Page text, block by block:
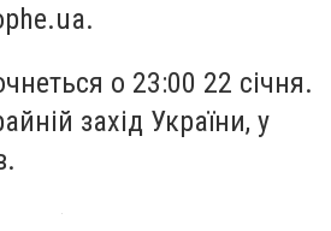
о 23:00 22 січня.
захід України, у